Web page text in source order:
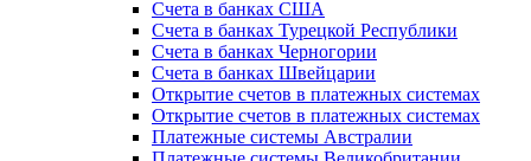
Счета в банках США
Счета в банках Турецкой Республики
Счета в банках Черногории
Счета в банках Швейцарии
Открытие счетов в платежных системах
Открытие счетов в платежных системах
Платежные системы Австралии